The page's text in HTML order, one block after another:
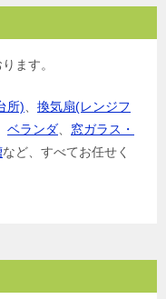
ます。
所)、 換気扇(レンジフ
ベランダ、 窓ガラス・
など、すべてお任せく